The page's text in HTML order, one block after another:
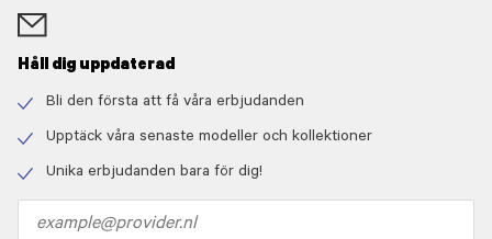
Håll dig uppdaterad
icon
Bli den första att få våra erbjudanden
icon
Upptäck våra senaste modeller och kollektioner
Unika erbjudanden bara för dig!
address